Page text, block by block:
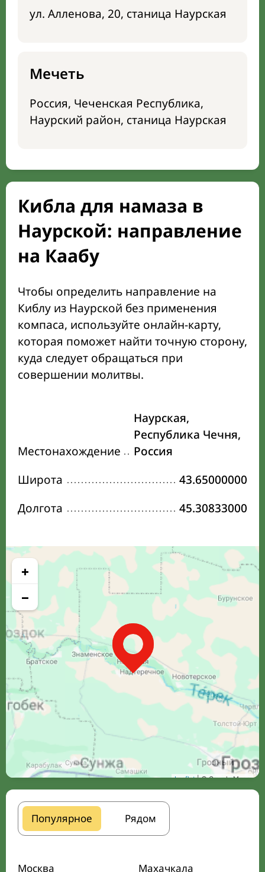
ул. Алленова, 20, станица Наурская
Мечеть
Россия, Чеченская Республика,
Наурский район, станица Наурская
Кибла для намаза в
Наурской: направление
на Каабу
Чтобы определить направление на
Киблу из Наурской без применения
компаса, используйте онлайн-карту,
которая поможет найти точную сторону,
куда следует обращаться при
совершении молитвы.
Местонахождение
Наурская,
Республика Чечня,
Россия
Широта
43.65000000
Долгота
45.30833000
+
−
Leaflet| © Google Maps
Популярное Рядом
Москва
Махачкала